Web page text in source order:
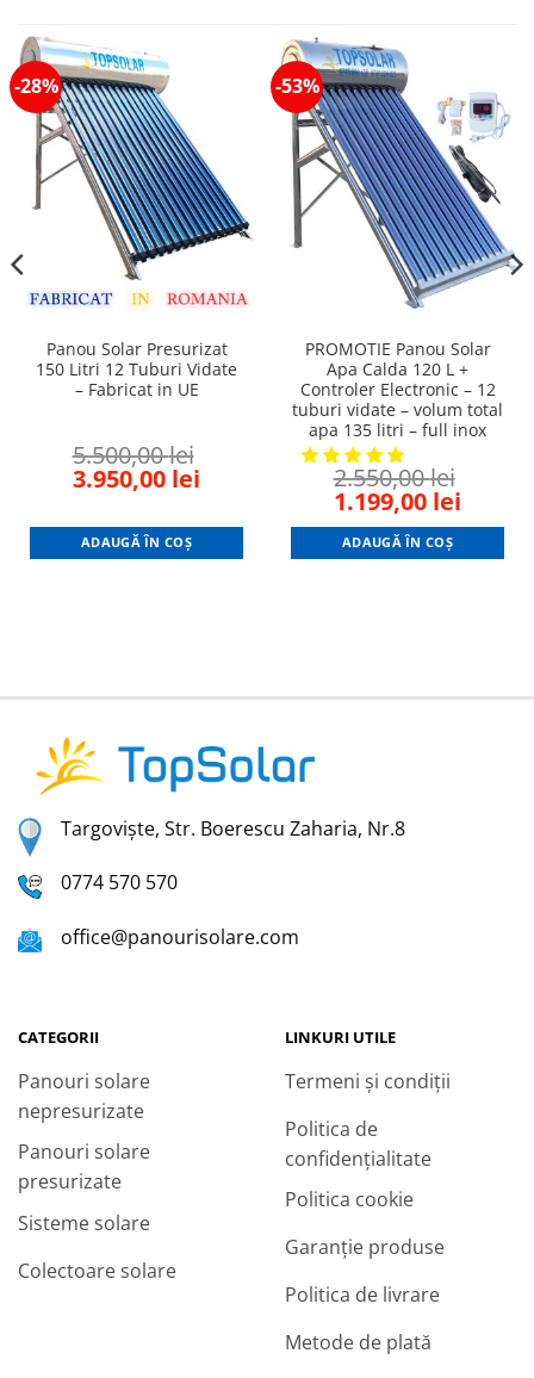
-28%
Panou Solar Presurizat
150 Litri 12 Tuburi Vidate
– Fabricat in UE
5.500,00lei
Original
was:
5.500,00 lei.
3.950,00 lei
is:
ADAUGĂ ÎN COȘ
-53%
PROMOTIE Panou Solar
Apa Calda 120 L +
Controler Electronic – 12
tuburi vidate – volum total
apa 135 litri – full inox
2.550,00lei
Original
price
was:
1.199,00 lei
price
ADAUGĂ ÎN COȘ
lei.
Targoviște, Str. Boerescu Zaharia, Nr.8
0774 570 570
office@panourisolare.com
CATEGORII
Panouri solare
nepresurizate
Panouri solare
presurizate
Sisteme solare
Colectoare solare
LINKURI UTILE
Termeni și condiții
Politica de
confidențialitate
Politica cookie
Garanție produse
Politica de livrare
Metode de plată